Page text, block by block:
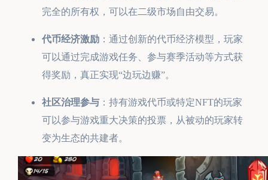
完全的所有权，可以在二级市场自由交易。
代币经济激励 ：通过创新的代币经济模型，玩家
可以通过完成游戏任务、参与赛季活动等方式获
得奖励，真正实现“边玩边赚”。
社区治理参与 ：持有游戏代币或特定NFT的玩家
可以参与游戏重大决策的投票，从被动的玩家转
变为生态的共建者。